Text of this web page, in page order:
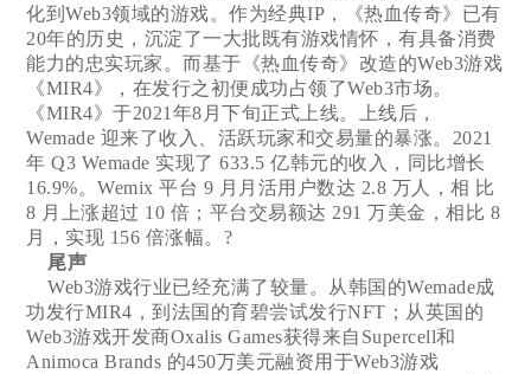
化到Web3领域的游戏。作为经典IP，《热血传奇》已有
20年的历史，沉淀了一大批既有游戏情怀，有具备消费
能力的忠实玩家。而基于《热血传奇》改造的Web3游戏
《MIR4》，在发行之初便成功占领了Web3市场。
《MIR4》于2021年8月下旬正式上线。上线后，
Wemade 迎来了收入、活跃玩家和交易量的暴涨。2021
年 Q3 Wemade 实现了 633.5 亿韩元的收入，同比增长
16.9%。Wemix 平台 9 月月活用户数达 2.8 万人，相 比
8 月上涨超过 10 倍；平台交易额达 291 万美金，相比 8
月，实现 156 倍涨幅。?
尾声
Web3游戏行业已经充满了较量。从韩国的Wemade成
功发行MIR4，到法国的育碧尝试发行NFT；从英国的
Web3游戏开发商Oxalis Games获得来自Supercell和
Animoca Brands 的450万美元融资用于Web3游戏